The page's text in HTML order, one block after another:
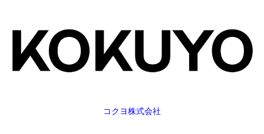
コクヨ株式会社